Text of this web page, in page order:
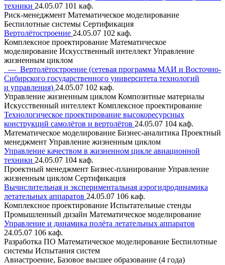
техники 24.05.07 101 каф.
Риск-менеджмент Математическое моделирование
Беспилотные системы Сертификация
Вертолётостроение 24.05.07 102 каф.
Комплексное проектирование Математическое
моделирование Искусственный интеллект Управление
жизненным циклом
— Вертолётостроение (сетевая программа МАИ и Восточно-
Сибирского государственного университета технологий
и управления) 24.05.07 102 каф.
Управление жизненным циклом Композитные материалы
Искусственный интеллект Комплексное проектирование
Технологическое проектирование высокоресурсных
конструкций самолётов и вертолётов 24.05.07 104 каф.
Математическое моделирование Бизнес-аналитика Проектный
менеджмент Управление жизненным циклом
Управление качеством в жизненном цикле авиационной
техники 24.05.07 104 каф.
Проектный менеджмент Бизнес-планирование Управление
жизненным циклом Сертификация
Вычислительная и экспериментальная аэрогидродинамика
летательных аппаратов 24.05.07 106 каф.
Комплексное проектирование Испытательные стенды
Промышленный дизайн Математическое моделирование
Управление и динамика полёта летательных аппаратов
24.05.07 106 каф.
Разработка ПО Математическое моделирование Беспилотные
системы Испытания систем
Авиастроение, Базовое высшее образование (4 года)